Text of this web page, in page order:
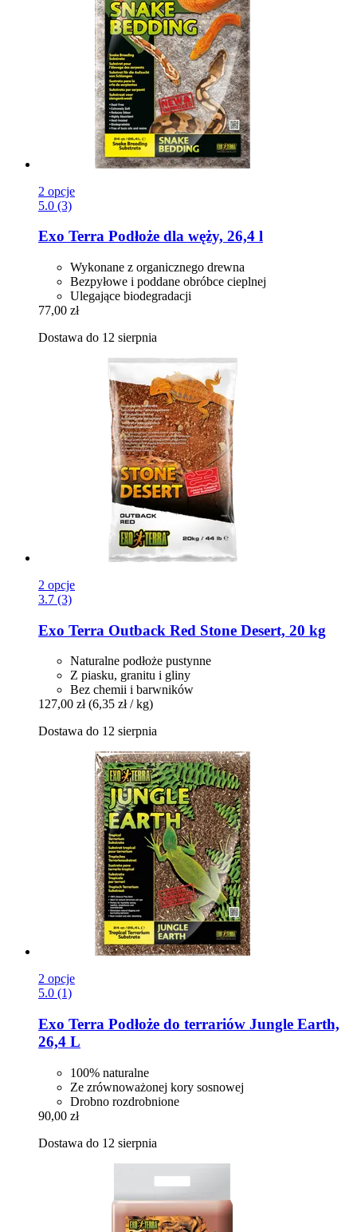
2 opcje
5.0 (3)
Exo Terra Podłoże dla węży, 26,4 l
Wykonane z organicznego drewna
Bezpyłowe i poddane obróbce cieplnej
Ulegające biodegradacji
77,00 zł
Dostawa do 12 sierpnia
2 opcje
3.7 (3)
Exo Terra Outback Red Stone Desert, 20 kg
Naturalne podłoże pustynne
Z piasku, granitu i gliny
Bez chemii i barwników
127,00 zł (6,35 zł / kg)
Dostawa do 12 sierpnia
2 opcje
5.0 (1)
Exo Terra Podłoże do terrariów Jungle Earth,
26,4 L
100% naturalne
Ze zrównoważonej kory sosnowej
Drobno rozdrobnione
90,00 zł
Dostawa do 12 sierpnia